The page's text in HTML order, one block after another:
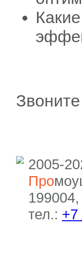
2005-
Про
тел.: +7